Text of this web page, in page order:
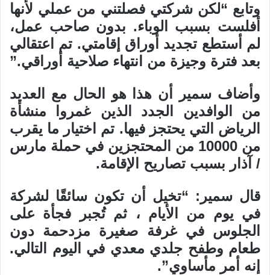
وتابع “لكن شركتي فصلتني من عملي لأنها
أفلست بسبب الوباء. بدون صاحب عمل،
لم أستطع تجديد أوراق إقامتي. تم اعتقالي
بعد فترة وجيزة من انتهاء صلاحية أوراقي.”
وأضاف سمير أن هذا هو الحال مع العديد
من الوافدين الجدد الذين غمروا منشأة
الرياض التي يحتجز فيها. تم اختيار ما يقرب
من 10000 من المحتجزين في حملة مارس
/ آذار بسبب تصاريح الإقامة.
قال سمير: “تخيل أن تكون سائقًا لشركة
في يوم من الأيام ، ثم تُجبر فجأة على
الجلوس في غرفة صغيرة مزدحمة دون
طعام وطفح جلدي معدي في اليوم التالي.
إنه أمر مأساوي”.